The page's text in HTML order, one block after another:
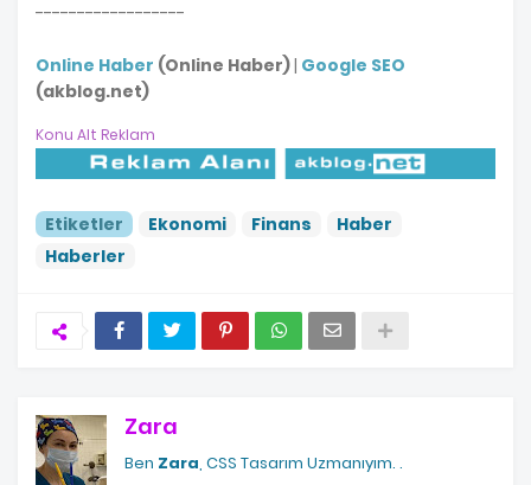
------------------
Online Haber (Online Haber)| Google SEO
(akblog.net)
Konu Alt Reklam
Etiketler Ekonomi Finans
Haber
Haberler
Zara
Ben Zara, CSS Tasarım Uzmanıyım. .